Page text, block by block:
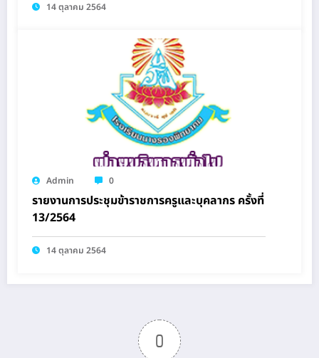
14 ตุลาคม 2564
Admin 0
รายงานการประชุมข้าราชการครูและบุคลากร ครั้งที่
13/2564
14 ตุลาคม 2564
0